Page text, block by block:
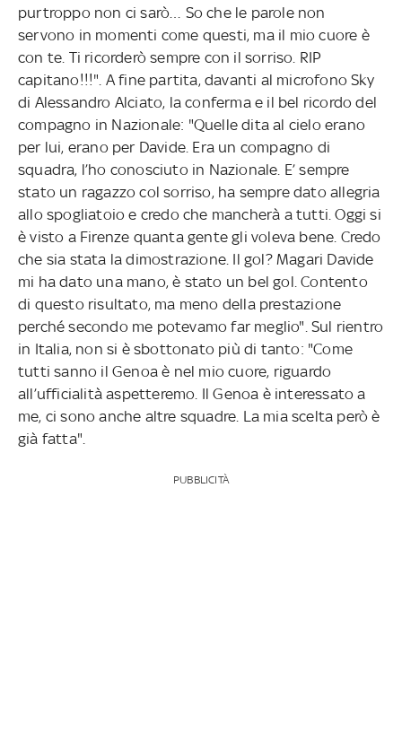
purtroppo non ci sarò… So che le parole non
servono in momenti come questi, ma il mio cuore è
con te. Ti ricorderò sempre con il sorriso. RIP
capitano!!!". A fine partita, davanti al microfono Sky
di Alessandro Alciato, la conferma e il bel ricordo del
compagno in Nazionale: "Quelle dita al cielo erano
per lui, erano per Davide. Era un compagno di
squadra, l’ho conosciuto in Nazionale. E’ sempre
stato un ragazzo col sorriso, ha sempre dato allegria
allo spogliatoio e credo che mancherà a tutti. Oggi si
è visto a Firenze quanta gente gli voleva bene. Credo
che sia stata la dimostrazione. Il gol? Magari Davide
mi ha dato una mano, è stato un bel gol. Contento
di questo risultato, ma meno della prestazione
perché secondo me potevamo far meglio". Sul rientro
in Italia, non si è sbottonato più di tanto: "Come
tutti sanno il Genoa è nel mio cuore, riguardo
all’ufficialità aspetteremo. Il Genoa è interessato a
me, ci sono anche altre squadre. La mia scelta però è
già fatta".
PUBBLICITÀ